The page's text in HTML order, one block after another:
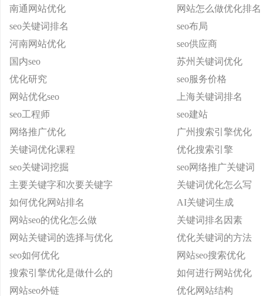
南通网站优化
网站怎么做优化排名
seo关键词排名
seo布局
河南网站优化
seo供应商
国内seo
苏州关键词优化
优化研究
seo服务价格
网站优化seo
上海关键词排名
seo工程师
seo建站
网络推广优化
广州搜索引擎优化
关键词优化课程
优化搜索引擎
seo关键词挖掘
seo网络推广关键词
主要关键字和次要关键字
关键词优化怎么写
如何优化网站排名
AI关键词生成
网站seo的优化怎么做
关键词排名因素
网站关键词的选择与优化
优化关键词的方法
seo如何优化
网站seo搜索优化
搜索引擎优化是做什么的
如何进行网站优化
网站seo外链
优化网站结构